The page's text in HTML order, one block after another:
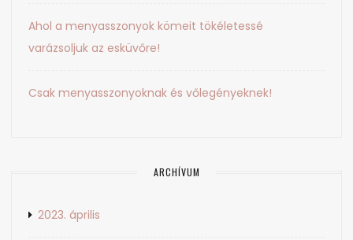
Ahol a menyasszonyok kömeit tökéletessé
varázsoljuk az esküvőre!
Csak menyasszonyoknak és vőlegényeknek!
ARCHÍVUM
2023. április